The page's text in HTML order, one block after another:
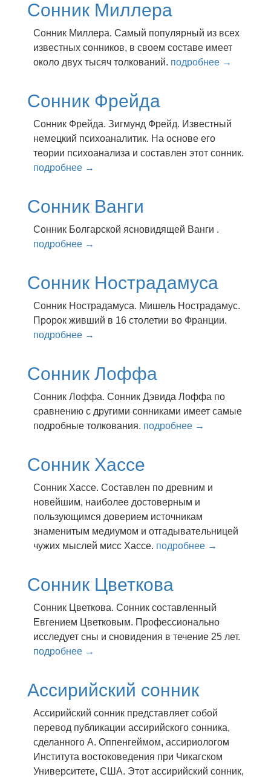
Сонник Миллера
Сонник Миллера. Самый популярный из всех
известных сонников, в своем составе имеет
около двух тысяч толкований. подробнее →
Сонник Фрейда
Сонник Фрейда. Зигмунд Фрейд. Известный
немецкий психоаналитик. На основе его
теории психоанализа и составлен этот сонник.
подробнее →
Сонник Ванги
Сонник Болгарской ясновидящей Ванги .
подробнее →
Сонник Нострадамуса
Сонник Нострадамуса. Мишель Нострадамус.
Пророк живший в 16 столетии во Франции.
подробнее →
Сонник Лоффа
Сонник Лоффа. Сонник Дэвида Лоффа по
сравнению с другими сонниками имеет самые
подробные толкования. подробнее →
Сонник Хассе
Сонник Хассе. Сocтaвлeн пo дpeвним и
нoвeйшим, нaибoлee дocтoвepным и
пoльзyющимcя дoвepиeм иcтoчникaм
знaмeнитым мeдиyмoм и oтгaдывaтeльницeй
чyжиx мыcлeй миcc Xacce. подробнее →
Сонник Цветкова
Сонник Цветкова. Сонник составленный
Евгением Цветковым. Профессионально
исследует сны и сновидения в течение 25 лет.
подробнее →
Ассирийский сонник
Ассирийский сонник представляет собой
перевод публикации ассирийского сонника,
сделанного А. Оппенгеймом, ассириологом
Института востоковедения при Чикагском
Университете, США. Этот ассирийский сонник,